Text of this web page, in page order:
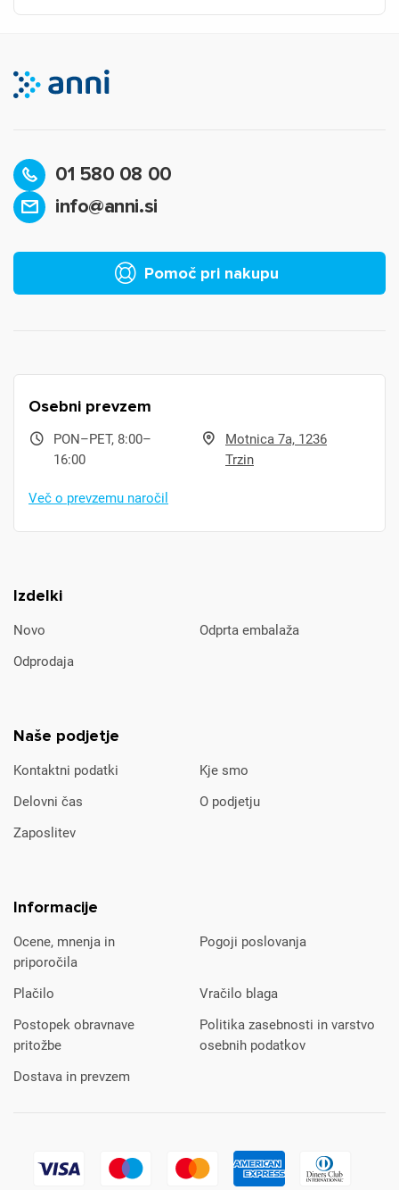
01 580 08 00
info@anni.si
Pomoč pri nakupu
Izdelki
Novo
Odprta embalaža
Odprodaja
Naše podjetje
Kontaktni podatki
Kje smo
Delovni čas
O podjetju
Zaposlitev
Informacije
Ocene, mnenja in
priporočila
Pogoji poslovanja
Plačilo
Vračilo blaga
Postopek obravnave
pritožbe
Politika zasebnosti in varstvo
osebnih podatkov
Dostava in prevzem
Osebni prevzem
PON–PET, 8:00–
16:00
Motnica 7a, 1236
Trzin
Več o prevzemu naročil